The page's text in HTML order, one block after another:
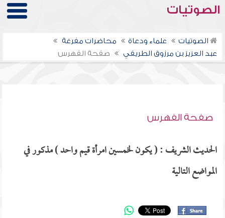
الصوتيات
الصوتيات علماء ودعاة
محاضرات مفرغة
عبد العزيز بن مرزوق الطريفي
صفحة الفهرس
صفحة الفهرس
الحديث الشريف : ( يكون لخمسين امرأة قيم واحد ) مذكور في
المواضع التالية